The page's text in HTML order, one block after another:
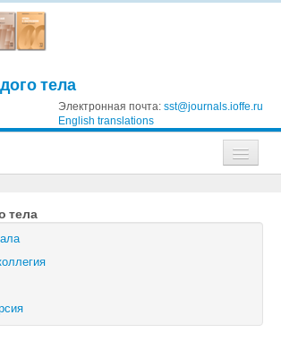
тела
Электронная почта: sst@journals.ioffe.ru
English translations
физики
технической физики
тела
полупроводников
тела